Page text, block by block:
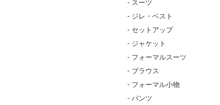
- スーツ
- ジレ・ベスト
- セットアップ
- ジャケット
- フォーマルスーツ
- ブラウス
- フォーマル小物
- パンツ